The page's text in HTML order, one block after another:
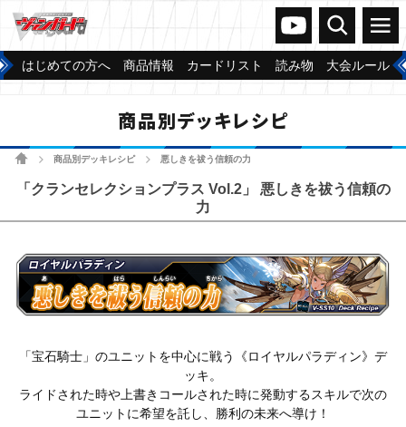
ヴァンガードch
検索 メニュー
はじめての方へ 商品情報 カードリスト 読み物 大会ルール
商品別デッキレシピ
ホーム商品別デッキレシピ 悪しきを祓う信頼の力
「クランセレクションプラス Vol.2」 悪しきを祓う信頼の
力
「宝石騎士」のユニットを中心に戦う《ロイヤルパラディン》デ
ッキ。
ライドされた時や上書きコールされた時に発動するスキルで次の
ユニットに希望を託し、勝利の未来へ導け！